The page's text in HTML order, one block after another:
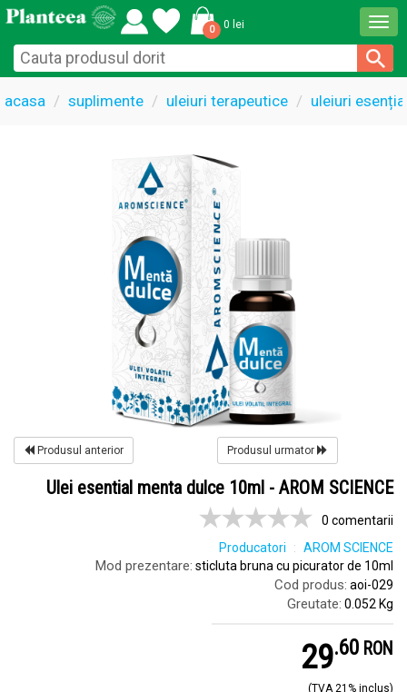
0 0 lei
acasa suplimente uleiuri terapeutice uleiuri
Produsul anterior Produsul urmator
Ulei esential menta dulce 10ml - AROM SCIENCE
0 comentarii
Producatori
AROM SCIENCE
Mod prezentare: sticluta bruna cu picurator de 10ml
Cod produs: aoi-029
Greutate: 0.052 Kg
29.6 RON
(TVA 21% inclus)